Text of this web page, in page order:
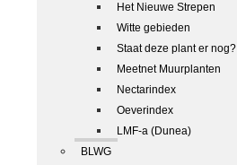
Het Nieuwe Strepen
Witte gebieden
Staat deze plant er nog?
Meetnet Muurplanten
Nectarindex
Oeverindex
LMF-a (Dunea)
BLWG